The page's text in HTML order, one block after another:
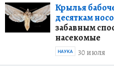
Крылья
десяткам
забавным
насекомые
30 июля
НАУКА